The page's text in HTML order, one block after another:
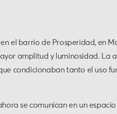
el barrio de Prosperidad, en
amplitud y luminosidad. La
condicionaban tanto el uso
se comunican en un